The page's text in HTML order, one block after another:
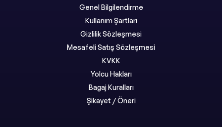
Genel Bilgilendirme
Kullanım Şartları
Gizlilik Sözleşmesi
Mesafeli Satış Sözleşmesi
KVKK
Yolcu Hakları
Bagaj Kuralları
Şikayet / Öneri